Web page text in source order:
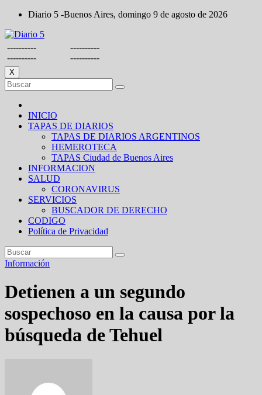
Saltar
contenido
Diario 5 -Buenos Aires, domingo 9 de agosto de 2026
----------
----------
----------
----------
X
INICIO
TAPAS DE DIARIOS
TAPAS DE DIARIOS ARGENTINOS
HEMEROTECA
TAPAS Ciudad de Buenos Aires
INFORMACION
SALUD
CORONAVIRUS
SERVICIOS
BUSCADOR DE DERECHO
CODIGO
Política de Privacidad
Información
Detienen a un segundo
sospechoso en la causa por la
búsqueda de Tehuel